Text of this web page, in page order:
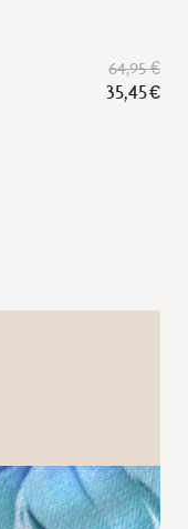
64,95 €
35,45 €